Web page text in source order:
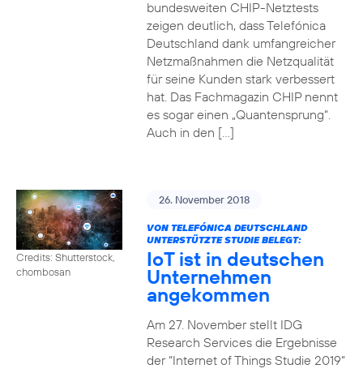
bundesweiten CHIP-Netztests
zeigen deutlich, dass Telefónica
Deutschland dank umfangreicher
Netzmaßnahmen die Netzqualität
für seine Kunden stark verbessert
hat. Das Fachmagazin CHIP nennt
es sogar einen „Quantensprung“.
Auch in den […]
Credits: Shutterstock,
chombosan
26. November 2018
VON TELEFÓNICA DEUTSCHLAND
UNTERSTÜTZTE STUDIE BELEGT:
IoT ist in deutschen
Unternehmen
angekommen
Am 27. November stellt IDG
Research Services die Ergebnisse
der “Internet of Things Studie 2019“